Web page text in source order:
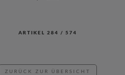
ARTIKEL284 / 574
ZURÜCK ZUR ÜBERSICHT